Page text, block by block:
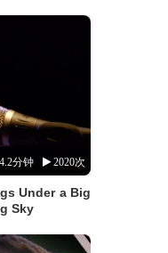
4.2分钟 2020次
Under a Big
Sky